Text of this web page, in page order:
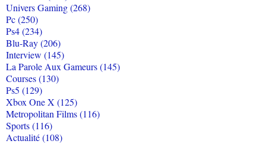
Univers Gaming (268)
Pc (250)
Ps4 (234)
Blu-Ray (206)
Interview (145)
La Parole Aux Gameurs (145)
Courses (130)
Ps5 (129)
Xbox One X (125)
Metropolitan Films (116)
Sports (116)
Actualité (108)